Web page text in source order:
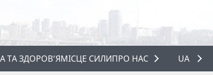
ТА ЗДОРОВ’ЯМІСЦЕ СИЛИПРО НАС
UA